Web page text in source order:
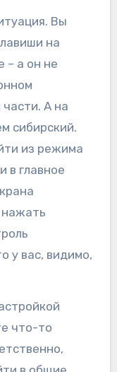
Вы
на
– а он не
А на
сибирский.
из режима
в главное
нажать
у вас, видимо,
что-то